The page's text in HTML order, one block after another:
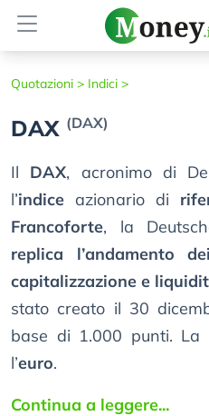
Quotazioni > Indici >
DAX (DAX)
Il DAX, acronimo di
l’indice azionario di
Francoforte, la
replica l’andamento
capitalizzazione e
stato creato il 30
base di 1.000 punti. La
l’euro.
Continua a leggere...